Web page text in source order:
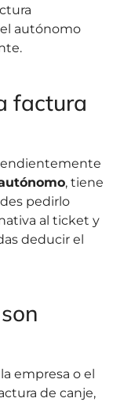
el autónomo
factura
, tiene
pedirlo
al ticket y
deducir el
empresa o el
de canje,